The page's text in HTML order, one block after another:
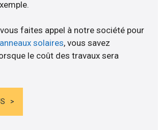
faites appel à notre société pour
solaires, vous savez
le coût des travaux sera